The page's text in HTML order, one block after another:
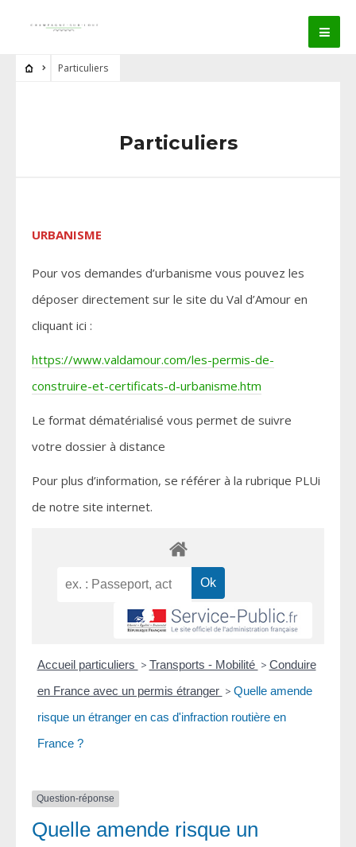
Particuliers
Particuliers
URBANISME
Pour vos demandes d’urbanisme vous pouvez les
déposer directement sur le site du Val d’Amour en
cliquant ici :
https://www.valdamour.com/les-permis-de-
construire-et-certificats-d-urbanisme.htm
Le format dématérialisé vous permet de suivre
votre dossier à distance
Pour plus d’information, se référer à la rubrique PLUi
de notre site internet.
Accueil particuliers > Transports - Mobilité > Conduire
en France avec un permis étranger > Quelle amende
risque un étranger en cas d'infraction routière en
France ?
Question-réponse
Quelle amende risque un